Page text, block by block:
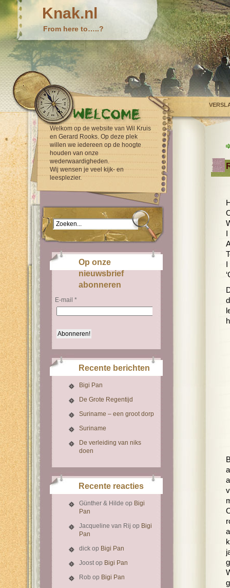
Knak.nl
From here to…..?
Welkom op de website van Wil Kruis
en Gerard Rooks. Op deze plek
willen we iedereen op de hoogte
houden van onze
wederwaardigheden.
Wij wensen je veel kijk- en
leesplezier.
Op onze
nieuwsbrief
abonneren
E-mail *
Recente berichten
Bigi Pan
De Grote Regentijd
Suriname – een groot dorp
Suriname
De verleiding van niks
doen
Recente reacties
Günther & Hilde op Bigi
Pan
Jacqueline van Rij op Bigi
Pan
dick op Bigi Pan
Joostop Bigi Pan
Rob op Bigi Pan